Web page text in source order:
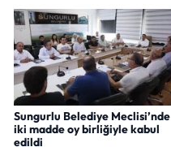
Sungurlu Belediye Meclisi’nde
iki madde oy birliğiyle kabul
edildi